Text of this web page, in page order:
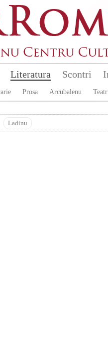
Literatura
Prosa Arcubalenu
Scontri
Ladinu